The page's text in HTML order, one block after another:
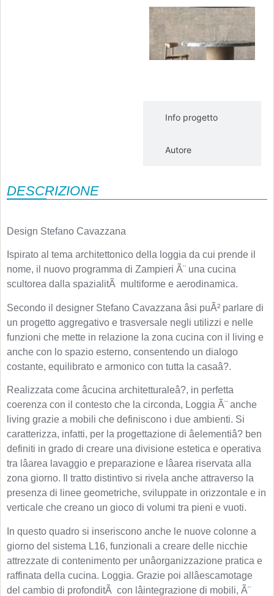
Info progetto
Autore
DESCRIZIONE
Design Stefano Cavazzana
Ispirato al tema architettonico della loggia da cui prende il
nome, il nuovo programma di Zampieri Ã¨ una cucina
scultorea dalla spazialitÃ multiforme e aerodinamica.
Secondo il designer Stefano Cavazzana âsi puÃ² parlare di
un progetto aggregativo e trasversale negli utilizzi e nelle
funzioni che mette in relazione la zona cucina con il living e
anche con lo spazio esterno, consentendo un dialogo
costante, equilibrato e armonico con tutta la casaâ?.
Realizzata come âcucina architetturaleâ?, in perfetta
coerenza con il contesto che la circonda, Loggia Ã¨ anche
living grazie a mobili che definiscono i due ambienti. Si
caratterizza, infatti, per la progettazione di âelementiâ? ben
definiti in grado di creare una divisione estetica e operativa
tra lâarea lavaggio e preparazione e lâarea riservata alla
zona giorno. Il tratto distintivo si rivela anche attraverso la
presenza di linee geometriche, sviluppate in orizzontale e in
verticale che creano un gioco di volumi tra pieni e vuoti.
In questo quadro si inseriscono anche le nuove colonne a
giorno del sistema L16, funzionali a creare delle nicchie
attrezzate di contenimento per unâorganizzazione pratica e
raffinata della cucina. Loggia. Grazie poi allâescamotage
del cambio di profonditÃ con lâintegrazione di mobili, Ã¨